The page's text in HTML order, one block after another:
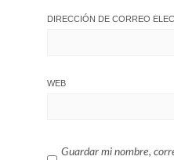
DIRECCIÓN DE CORREO
WEB
Guardar mi nombre,